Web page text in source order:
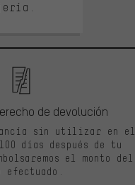
de devolución
sin utilizar en el
días después de tu
el monto del
efectuado.